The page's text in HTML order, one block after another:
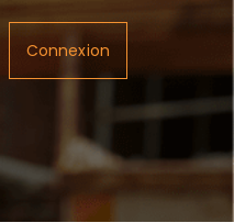
Connexion